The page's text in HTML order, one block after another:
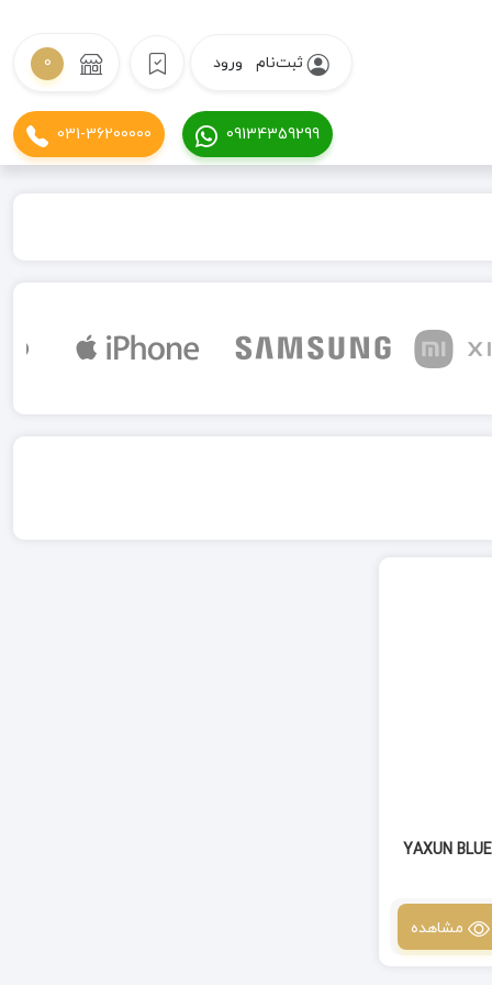
ثبت‌نام ورود 0
09134359299
031-36200000
دسته هویه نری آبی رنگ یاکسون YAXUN BLUE
مشاهده